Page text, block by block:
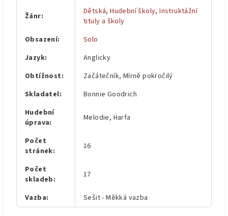
Žánr: Dětská,Hudební školy,Instruktážní
tituly a školy
Obsazení:
Solo
Jazyk:
Anglicky
Obtížnost:
Začátečník, Mírně pokročilý
Skladatel:
Bonnie Goodrich
Hudební
úprava: Melodie, Harfa
Počet
stránek: 16
Počet
skladeb: 17
Vazba: Sešit - Měkká vazba